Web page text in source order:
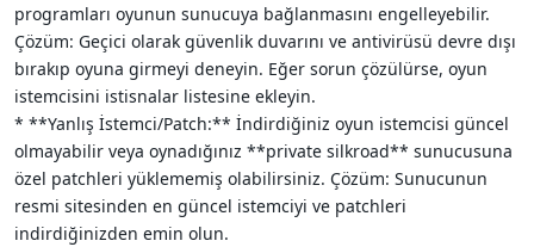
programları oyunun sunucuya bağlanmasını engelleyebilir.
Çözüm: Geçici olarak güvenlik duvarını ve antivirüsü devre dışı
bırakıp oyuna girmeyi deneyin. Eğer sorun çözülürse, oyun
istemcisini istisnalar listesine ekleyin.
* **Yanlış İstemci/Patch:** İndirdiğiniz oyun istemcisi güncel
olmayabilir veya oynadığınız **private silkroad** sunucusuna
özel patchleri yüklememiş olabilirsiniz. Çözüm: Sunucunun
resmi sitesinden en güncel istemciyi ve patchleri
indirdiğinizden emin olun.